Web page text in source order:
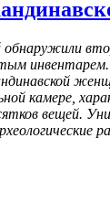
обнаружили
камере,
вещей.